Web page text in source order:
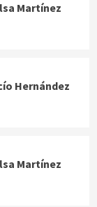
Martínez
Hernández
Martínez